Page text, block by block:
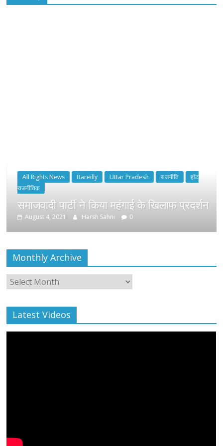
All Rights News Bareilly Uttar Pradesh राजनीति
हॉट
राजनीतिक
समाजवादी पार्टी ने किया महंगाई के खिलाफ प्रदर्शन
August 4, 2021 Harsh Sahni 0
Monthly Archive
Monthly
Archive
Latest Videos